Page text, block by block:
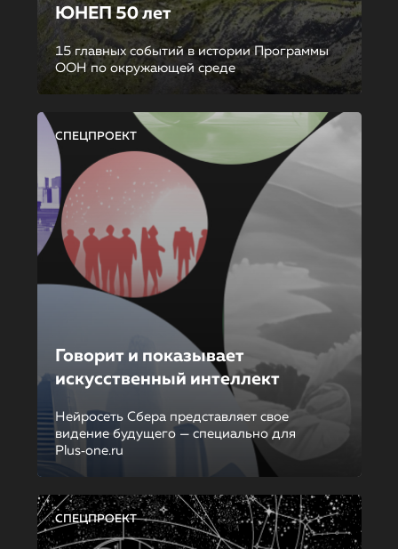
ЮНЕП 50 лет
15 главных событий в истории Программы
ООН по окружающей среде
СПЕЦПРОЕКТ
Говорит и показывает
искусственный интеллект
Нейросеть Сбера представляет свое
видение будущего — специально для
Plus‑one.ru
СПЕЦПРОЕКТ